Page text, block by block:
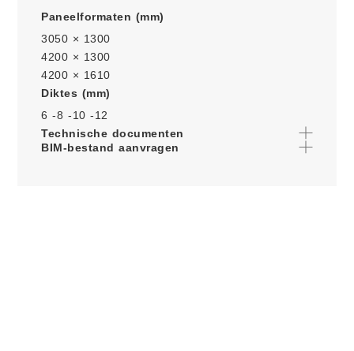
Paneelformaten (mm)
3050 × 1300
4200 × 1300
4200 × 1610
Diktes (mm)
6 -8 -10 -12
Technische documenten
BIM-bestand aanvragen